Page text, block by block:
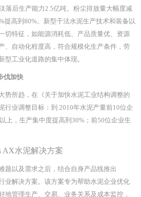
落后生产能力2.5亿吨。粉尘排放量大幅度减
提高到80%。新型干法水泥生产技术和装备以
切特征，如能源消耗低、产品质量优、资源
、自动化程度高，符合规模化生产条件，劳
型工业化道路的集中体现。
伐加快
势所趋，在《关于加快水泥工业结构调整的
行业调整目标：到 2010年水泥产量前10位企
上，生产集中度提高到30%；前50位企业生
AX水泥解决方案
题以及需求之后，结合自身产品线推出
业解决方案。该方案专为帮助水泥企业优化
地管理生产、交易、业务关系及成本监控，